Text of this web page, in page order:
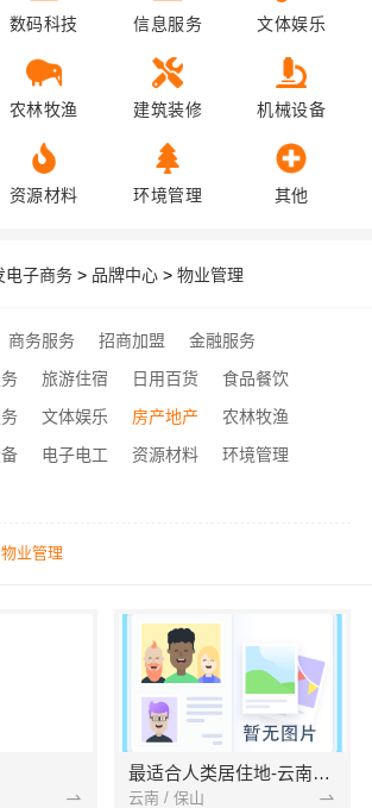
数码科技 信息服务 文体娱乐
农林牧渔 建筑装修 机械设备
资源材料 环境管理 其他
电子商务 > 品牌中心 > 物业管理
商务服务 招商加盟
金融服务
旅游住宿 日用百货
食品餐饮
文体娱乐 房产地产
农林牧渔
电子电工 资源材料
环境管理
物业管理
最适合人类居住地-云南腾冲
云南 / 保山